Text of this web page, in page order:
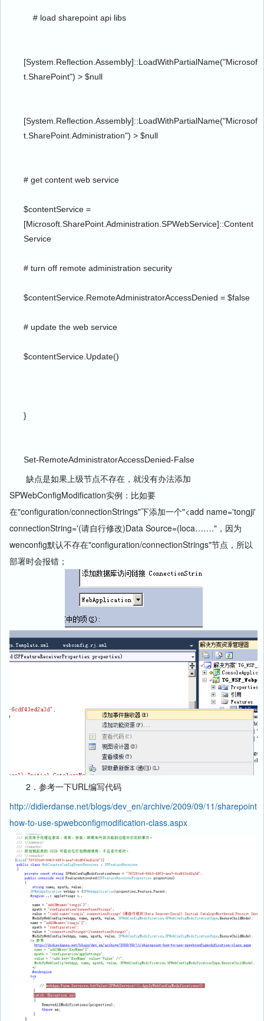
    # load sharepoint api libs
[System.Reflection.Assembly]::LoadWithPartialName("Microsof
t.SharePoint") > $null
[System.Reflection.Assembly]::LoadWithPartialName("Microsof
t.SharePoint.Administration") > $null
# get content web service
$contentService =
[Microsoft.SharePoint.Administration.SPWebService]::Content
Service
# turn off remote administration security
$contentService.RemoteAdministratorAccessDenied = $false
# update the web service
$contentService.Update()
}
Set-RemoteAdministratorAccessDenied-False
缺点是如果上级节点不存在，就没有办法添加
SPWebConfigModification实例：比如要
在"configuration/connectionStrings"下添加一个"<add name='tongji'
connectionString='(请自行修改)Data Source=(loca……."，因为
wenconfig默认不存在"configuration/connectionStrings"节点，所以
部署时会报错；
2．参考一下URL编写代码
http://didierdanse.net/blogs/dev_en/archive/2009/09/11/sharepoint-
how-to-use-spwebconfigmodification-class.aspx